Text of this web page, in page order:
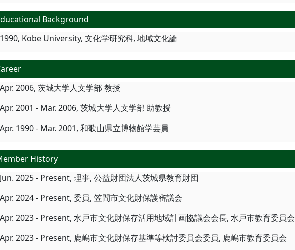
Background
1990, Kobe University, 文化学研究科, 地域文化論
Apr. 2006, 茨城大学人文学部 教授
Apr. 2001 - Mar. 2006, 茨城大学人文学部 助教授
Apr. 1990 - Mar. 2001, 和歌山県立博物館学芸員
History
Jun. 2025 - Present, 理事, 公益財団法人茨城県教育財団
Apr. 2024 - Present, 委員, 笠間市文化財保護審議会
Apr. 2023 - Present, 水戸市文化財保存活用地域計画協議会会長, 水戸市教育委員会
Apr. 2023 - Present, 鹿嶋市文化財保存基準等検討委員会委員, 鹿嶋市教育委員会